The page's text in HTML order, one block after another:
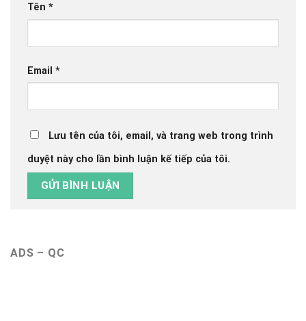
Tên *
Email *
Lưu tên của tôi, email, và trang web trong trình
duyệt này cho lần bình luận kế tiếp của tôi.
ADS – QC